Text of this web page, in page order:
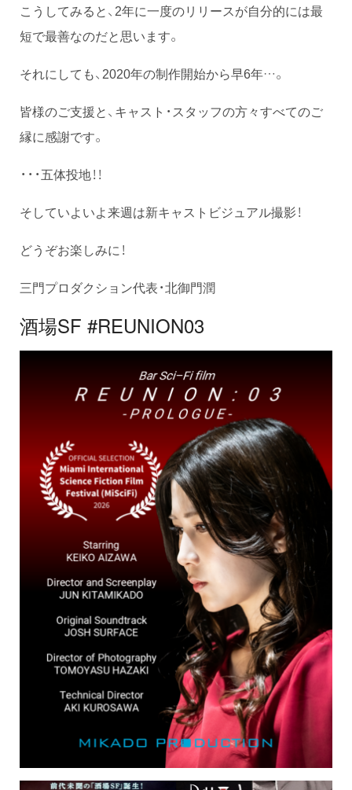
こうしてみると、2年に一度のリリースが自分的には最
短で最善なのだと思います。
それにしても、2020年の制作開始から早6年…。
皆様のご支援と、キャスト・スタッフの方々すべてのご
縁に感謝です。
・・・五体投地！！
そしていよいよ来週は新キャストビジュアル撮影！
どうぞお楽しみに！
三門プロダクション代表・北御門潤
酒場SF #REUNION03